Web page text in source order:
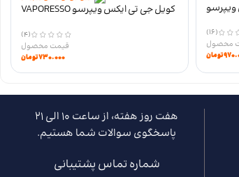
(16)
تومان
کویل جی تی ایکس ویپرسو VAPORESSO
(4)
۷۳۰.۰۰۰تومان
هفت روز هفته، از ساعت 10 الی 21
پاسخگوی سوالات شما هستیم.
شماره تماس پشتیبانی